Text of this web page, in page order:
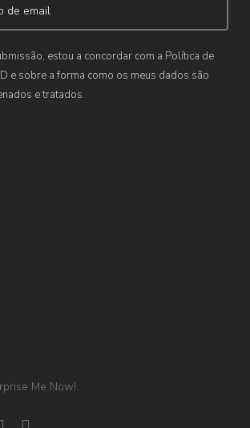
estou a concordar com a Política de
e sobre a forma como os meus dados são
e tratados.
Me Now!.
tripadvisor